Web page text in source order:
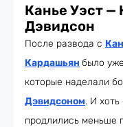
Канье Уэст
Дэвидсон
После развода с
Кардашьян было
которые наделали
Дэвидсоном. И
продлились меньше